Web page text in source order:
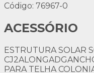
Código: 76967-0
ACESSÓRIO
ESTRUTURA SOLAR
PARA TELHA